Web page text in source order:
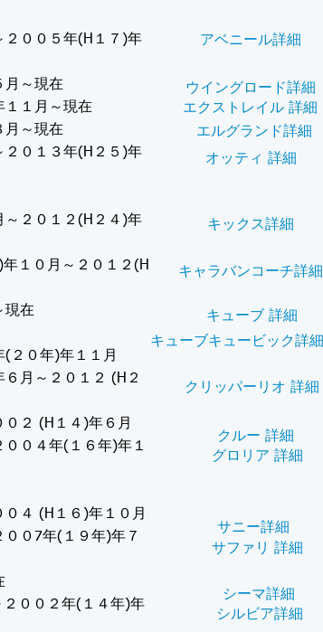
シルビア詳細
シーマ詳細
サファリ 詳細
サニー詳細
グロリア 詳細
クルー 詳細
クリッパーリオ 詳細
キューブキュービック詳細
キューブ 詳細
キャラバンコーチ詳細
キックス詳細
オッティ 詳細
エルグランド詳細
エクストレイル 詳細
ウイングロード詳細
アベニール詳細
２００５年(H１７)年
月～現在
１１月～現在
月～現在
２０１３年(H２５)年
～２０１２(H２４)年
１０月～２０１２(H
現在
２０年)年１１月
月～２０１２ (H２
２ (H１４)年６月
０４年(１６年)年１
４ (H１６)年１０月
０7年(１９年)年７
００２年(１４年)年